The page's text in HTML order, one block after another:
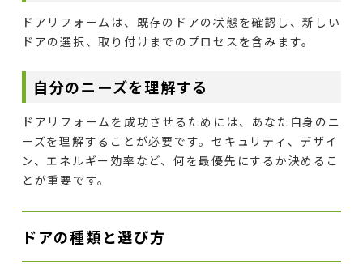
ドアリフォームは、既存のドアの状態を確認し、新しい
ドアの選択、取り付けまでのプロセスを含みます。
自分のニーズを理解する
ドアリフォームを成功させるためには、あなた自身のニ
ーズを理解することが必要です。セキュリティ、デザイ
ン、エネルギー効率など、何を最優先にするか決めるこ
とが重要です。
ドアの種類と選び方